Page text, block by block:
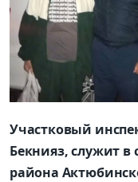
Участковый
Бекнияз, служит в
района